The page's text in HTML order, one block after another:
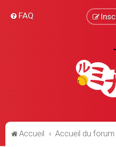
FAQ
Accueil Accueil du forum